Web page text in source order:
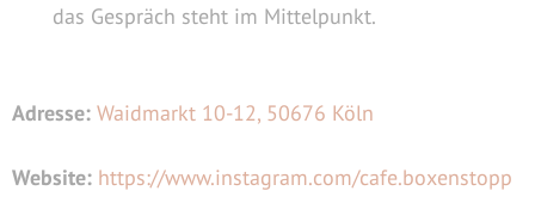
das Gespräch steht im Mittelpunkt.
Adresse: Waidmarkt 10-12, 50676 Köln
Website: https://www.instagram.com/cafe.boxenstopp